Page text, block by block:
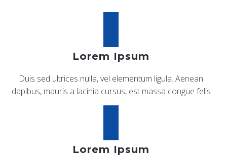
Lorem Ipsum
Duis sed ultrices nulla, vel elementum ligula. Aenean
dapibus, mauris a lacinia cursus, est massa congue felis
Lorem Ipsum